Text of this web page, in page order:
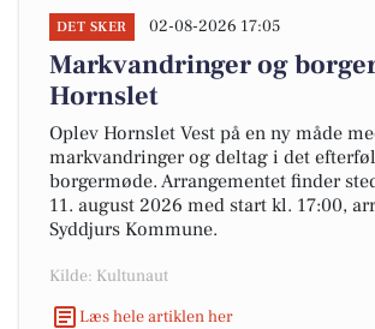
DET SKER 02-08-2026 17:05
Markvandringer og
Hornslet
Oplev Hornslet Vest på en ny måde
markvandringer og deltag i det
borgermøde. Arrangementet finder
11. august 2026 med start kl. 17:00,
Syddjurs Kommune.
Kilde: Kultunaut
Læs hele artiklen her